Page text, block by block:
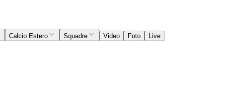
Calcio Estero Squadre Video Foto
Live